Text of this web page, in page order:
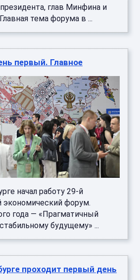
глав Минфина и
тема форума в ...
первый. Главное
начал работу 29-й
форум.
года — «Прагматичный
будущему» ...
проходит первый день